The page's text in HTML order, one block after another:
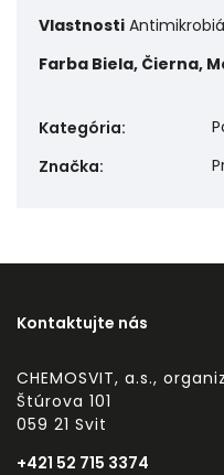
Vlastnosti
Farba Biela, Čierna,
Kategória:
Značka:
Kontaktujte nás
CHEMOSVIT, a.s.,
Štúrova 101
059 21 Svit
+421 52 715 3374